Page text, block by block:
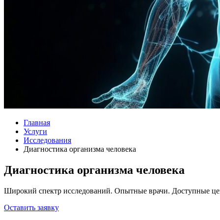
Главная
Услуги
Исследования
Диагностика организма человека
Диагностика организма человека
Широкий спектр исследований. Опытные врачи. Доступные
Оставить заявку